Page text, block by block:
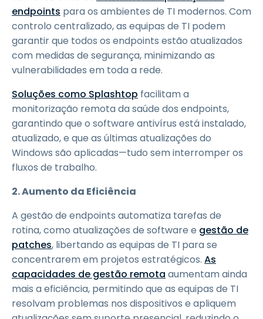
endpoints para os ambientes de TI modernos. Com
controlo centralizado, as equipas de TI podem
garantir que todos os endpoints estão atualizados
com medidas de segurança, minimizando as
vulnerabilidades em toda a rede.
Soluções como Splashtop facilitam a
monitorização remota da saúde dos endpoints,
garantindo que o software antivírus está instalado,
atualizado, e que as últimas atualizações do
Windows são aplicadas—tudo sem interromper os
fluxos de trabalho.
2. Aumento da Eficiência
A gestão de endpoints automatiza tarefas de
rotina, como atualizações de software e gestão de
patches, libertando as equipas de TI para se
concentrarem em projetos estratégicos. As
capacidades de gestão remota aumentam ainda
mais a eficiência, permitindo que as equipas de TI
resolvam problemas nos dispositivos e apliquem